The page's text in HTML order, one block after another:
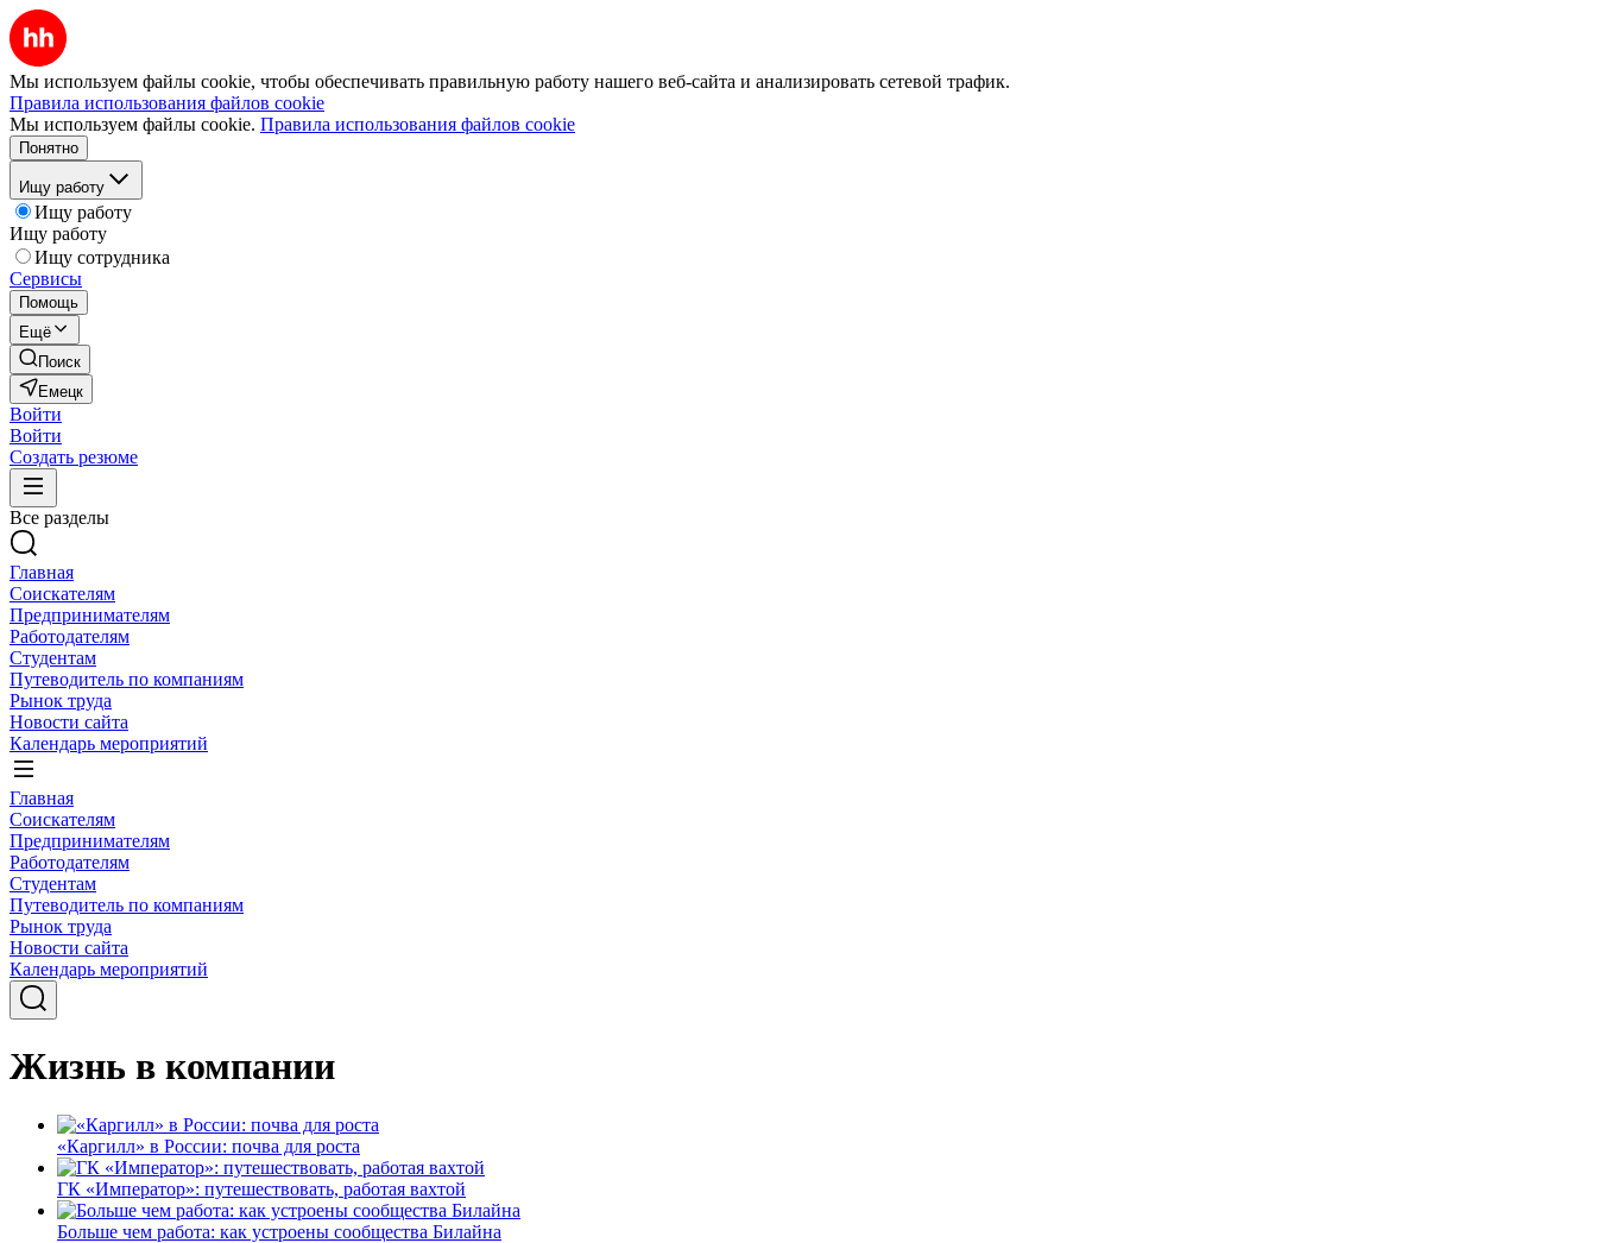
Мы используем файлы cookie, чтобы обеспечивать правильную работу нашего веб-сайта и анализировать сетевой трафик.
Правила использования файлов cookie
Мы используем файлы cookie. Правила использования файлов cookie
Понятно
Ищу работу
Ищу работу
Ищу работу
Ищу сотрудника
Сервисы
Помощь
Ещё
Поиск
Емецк
Войти
Войти
Создать резюме
Все разделы
Главная
Соискателям
Предпринимателям
Работодателям
Студентам
Путеводитель по компаниям
Рынок труда
Новости сайта
Календарь мероприятий
Главная
Соискателям
Предпринимателям
Работодателям
Студентам
Путеводитель по компаниям
Рынок труда
Новости сайта
Календарь мероприятий
Жизнь в компании
«Каргилл» в России: почва для роста
ГК «Император»: путешествовать, работая вахтой
Больше чем работа: как устроены сообщества Билайна